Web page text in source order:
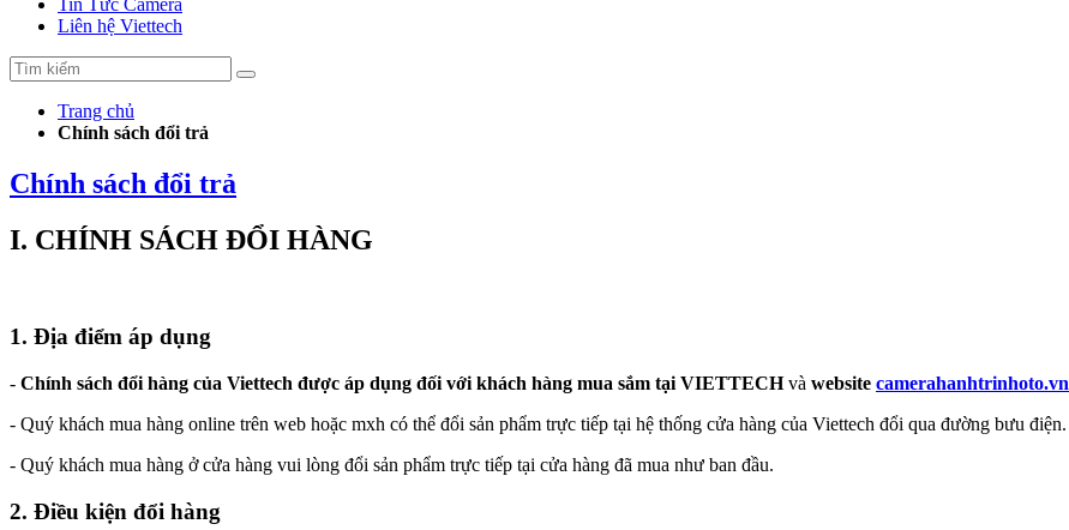
Liên hệ Viettech
Trang chủ
Chính sách đổi trả
Chính sách đổi trả
I. CHÍNH SÁCH ĐỔI HÀNG
1. Địa điểm áp dụng
- Chính sách đổi hàng của Viettech được áp dụng đối với khách hàng mua sắm tại VIETTECHvà website camerahanhtrinhoto.vn
- Quý khách mua hàng online trên web hoặc mxh có thể đổi sản phẩm trực tiếp tại hệ thống cửa hàng của Viettech đổi qua đường bưu điện.
- Quý khách mua hàng ở cửa hàng vui lòng đổi sản phẩm trực tiếp tại cửa hàng đã mua như ban đầu.
2. Điều kiện đổi hàng